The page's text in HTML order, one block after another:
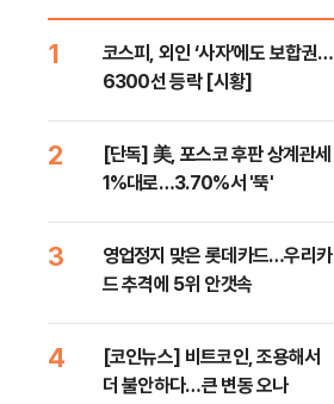
1
코스피, 외인 ‘사자’에도 보합권…
6300선 등락 [시황]
2
[단독] 美, 포스코 후판 상계관세
1%대로…3.70%서 '뚝'
3
영업정지 맞은 롯데카드…우리카
드 추격에 5위 안갯속
4
[코인뉴스] 비트코인, 조용해서
더 불안하다…큰 변동 오나